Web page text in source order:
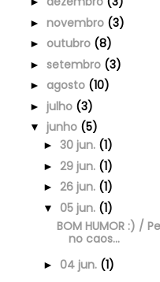
► novembro (3)
► outubro (8)
► setembro (3)
► agosto (10)
► julho (3)
▼ junho (5)
► 30 jun. (1)
► 29 jun. (1)
► 26 jun. (1)
▼ 05 jun. (1)
BOM HUMOR :) /
no caos...
► 04 jun. (1)